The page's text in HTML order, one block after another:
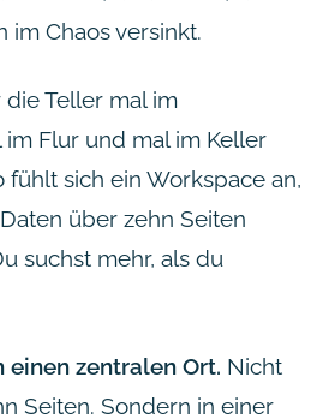
im Chaos versinkt.
die Teller mal im
im Flur und mal im Keller
fühlt sich ein Workspace an,
über zehn Seiten
suchst mehr, als du
einen zentralen Ort. Nicht
Seiten. Sondern in einer